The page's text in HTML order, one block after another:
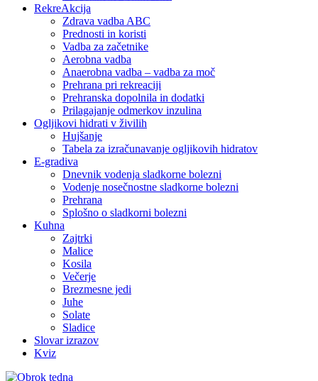
RekreAkcija
Zdrava vadba ABC
Prednosti in koristi
Vadba za začetnike
Aerobna vadba
Anaerobna vadba – vadba za moč
Prehrana pri rekreaciji
Prehranska dopolnila in dodatki
Prilagajanje odmerkov inzulina
Ogljikovi hidrati v živilih
Hujšanje
Tabela za izračunavanje ogljikovih hidratov
E-gradiva
Dnevnik vodenja sladkorne bolezni
Vodenje nosečnostne sladkorne bolezni
Prehrana
Splošno o sladkorni bolezni
Kuhna
Zajtrki
Malice
Kosila
Večerje
Brezmesne jedi
Juhe
Solate
Sladice
Slovar izrazov
Kviz